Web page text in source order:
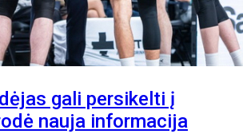
gali persikelti į
nauja informacija